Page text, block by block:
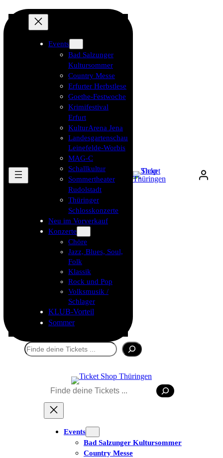
Events
Bad Salzunger
Kultursommer
Country Messe
Erfurter Herbstlese
Goethe-Festwoche
Krimifestival
Erfurt
KulturArena Jena
Landesgartenschau
Leinefelde-Worbis
MAG-C
Schallkultur
Sommertheater
Rudolstadt
Thüringer
Schlosskonzerte
Neu im Vorverkauf
Konzerte
Chöre
Jazz, Blues, Soul,
Folk
Klassik
Rock und Pop
Volksmusik /
Schlager
KLUB-Vorteil
Sommer
Suchen
Suchen
Events
Bad Salzunger Kultursommer
Country Messe